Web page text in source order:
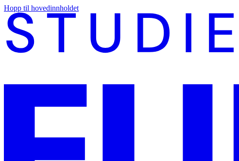
Hopp til hovedinnholdet